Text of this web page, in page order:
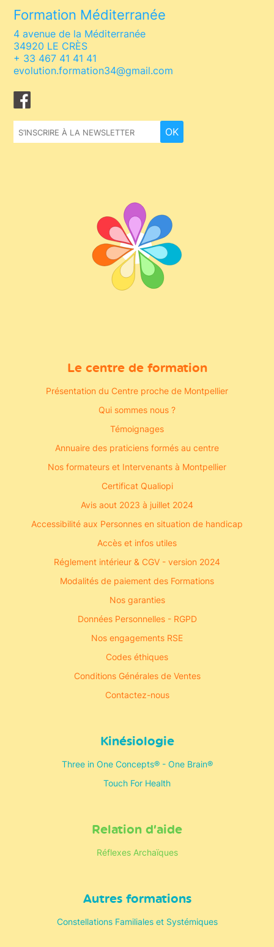
Formation Méditerranée
4 avenue de la Méditerranée
34920 LE CRÈS
+ 33 467 41 41 41
evolution.formation34@gmail.com
OK
Le centre de formation
Présentation du Centre proche de Montpellier
Qui sommes nous ?
Témoignages
Annuaire des praticiens formés au centre
Nos formateurs et Intervenants à Montpellier
Certificat Qualiopi
Avis aout 2023 à juillet 2024
Accessibilité aux Personnes en situation de handicap
Accès et infos utiles
Réglement intérieur & CGV - version 2024
Modalités de paiement des Formations
Nos garanties
Données Personnelles - RGPD
Nos engagements RSE
Codes éthiques
Conditions Générales de Ventes
Contactez-nous
Kinésiologie
Three in One Concepts® - One Brain®
Touch For Health
Relation d’aide
Réflexes Archaïques
Autres formations
Constellations Familiales et Systémiques